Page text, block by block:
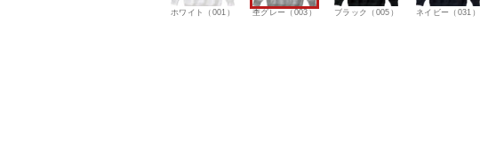
ホワイト（001） 杢グレー（003） ブラック（005） ネイビー（031）